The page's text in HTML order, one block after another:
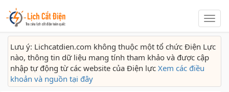
Lịch
cắt
Lưu ý: Lichcatdien.com không thuộc một tổ chức Điện Lực
nào, thông tin dữ liệu mang tính tham khảo và được cập
nhập tự động từ các website của Điện lực Xem các điều
khoản và nguồn tại đây